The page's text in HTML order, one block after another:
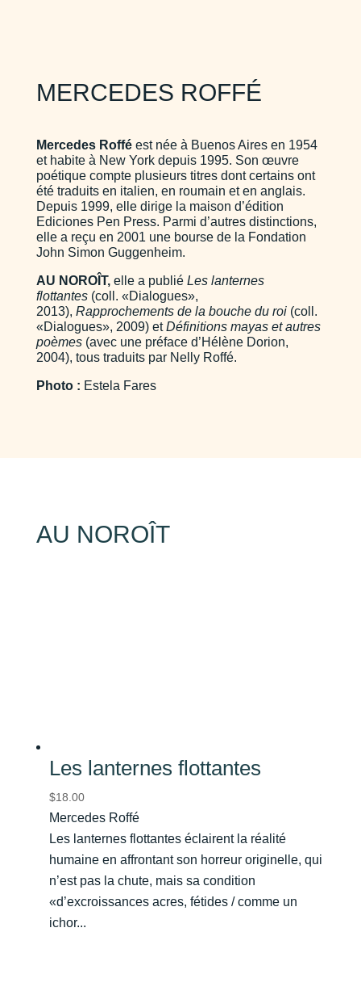
MERCEDES ROFFÉ
Mercedes Roffé est née à Buenos Aires en 1954
et habite à New York depuis 1995. Son œuvre
poétique compte plusieurs titres dont certains ont
été traduits en italien, en roumain et en anglais.
Depuis 1999, elle dirige la maison d’édition
Ediciones Pen Press. Parmi d’autres distinctions,
elle a reçu en 2001 une bourse de la Fondation
John Simon Guggenheim.
AU NOROÎT,elle a publié Les lanternes
flottantes(coll. «Dialogues»,
2013), Rapprochements de la bouche du roi (coll.
«Dialogues», 2009) etDéfinitions mayas et autres
poèmes (avec une préface d’Hélène Dorion,
2004), tous traduits par Nelly Roffé.
Photo : Estela Fares
AU NOROÎT
Les lanternes flottantes
$18.00
Mercedes Roffé
Les lanternes flottantes éclairent la réalité
humaine en affrontant son horreur originelle, qui
n’est pas la chute, mais sa condition
«d’excroissances acres, fétides / comme un
ichor...